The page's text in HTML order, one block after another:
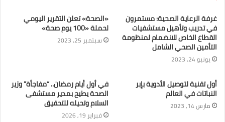
غرفة الرعاية الصحية: مستمرون
في تدريب وتأهيل مستشفيات
القطاع الخاص للانضمام لمنظومة
التأمين الصحي الشامل
يونيو 24, 2023
«الصحة» تعلن التقرير اليومي
لحملة «100 يوم صحة»
سبتمبر 25, 2023
أول تقنية لتوصيل الأدوية بإبر
النباتات في العالم
مارس 14, 2023
في أول أيام رمضان.. “مفاجأة” وزير
الصحة يطيح بمدير مستشفى
السلام وتحيله للتحقيق
فبراير 19, 2026